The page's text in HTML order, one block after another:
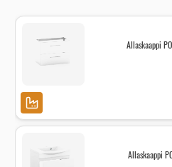
Allaskaappi
Allaskaappi